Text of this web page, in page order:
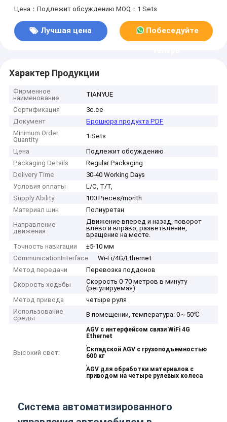
методом привода на четырех рулевых колесах
Цена：Подлежит обсуждению MOQ：1 Sets
Лучшая цена Побеседуйте
Характер Продукции
Фирменное
наименование
TIANYUE
Сертификация
3c.ce
Документ
Брошюра продукта PDF
Minimum Order
Quantity
1 Sets
Цена
Подлежит обсуждению
Packaging Details
Regular Packaging
Delivery Time
30-40 Working Days
Условия оплаты
L/C, T/T,
Supply Ability
100 Pieces/month
Материал шин
Полиуретан
Направление
движения
Движение вперед и назад, поворот
влево и вправо, разветвление,
вращение на месте.
Точность навигации
±5-10 мм
CommunicationInterface
Wi-Fi/4G/Ethernet
Метод передачи
Перевозка поддонов
Скорость ходьбы
Скорость 0-70 метров в минуту
(регулируемая)
Метод привода
четыре руля
Использование
среды
В помещении, температура: 0～50℃
Высокий свет:
AGV с интерфейсом связи WiFi 4G
Ethernet
,
Складской AGV с грузоподъемностью
600 кг
,
AGV для обработки материалов с
приводом на четыре рулевых колеса
Система автоматизированного